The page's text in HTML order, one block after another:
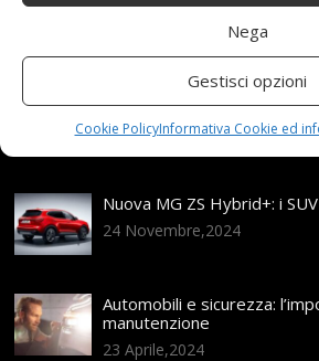
Nega
Gestisci opzioni
Cookie PolicyInformativa Cookie ed
Assicurazione auto e
21 Aprile,2026
Range Rover: un’icona tra i
25 Novembre,2024
Nuova MG ZS Hybrid+: i
24 Novembre,2024
Automobili e sicurezza:
manutenzione
23 Aprile,2024